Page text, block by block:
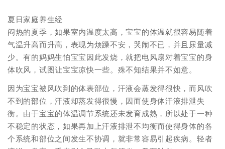
夏日家庭养生经
闷热的夏季，如果室内温度太高，宝宝的体温就很容易随着
气温升高而升高，表现为烦躁不安，哭闹不已，并且尿量减
少。有的妈妈生怕宝宝因此发烧，就把电风扇对着宝宝的身
体吹风，试图让宝宝凉快一些。殊不知结果并不如意。
因为宝宝被风吹到的体表部位，汗液会蒸发得很快，而风吹
不到的部位，汗液却蒸发得很慢，因而使身体汗液排泄失
衡。由于宝宝的体温调节系统还未发育成熟，所以处于一种
不稳定的状态，如果再加上汗液排泄不均衡而使得身体的各
个系统和部位之间发生不协调，就非常容易引起疾病。轻者